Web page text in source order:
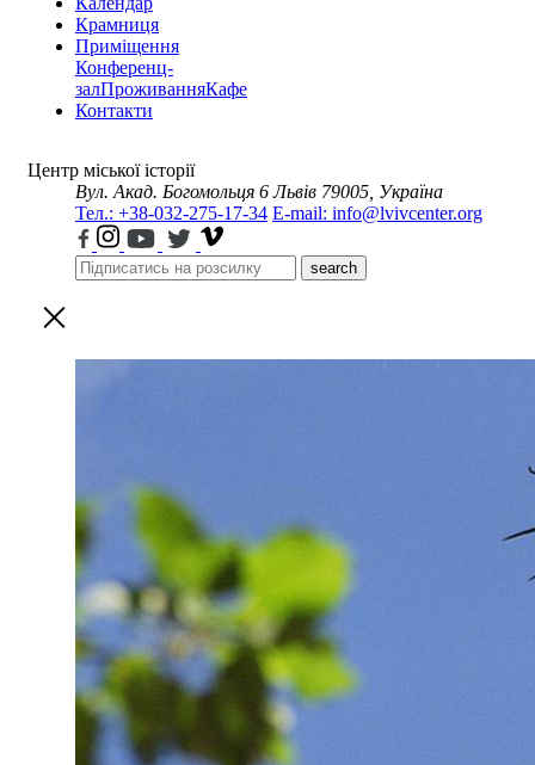
Крамниця
Приміщення
Конференц-
залПроживанняКафе
Контакти
Центр міської історії
Вул. Акад. Богомольця 6 Львів 79005, Україна
Тел.: +38-032-275-17-34 E-mail: info@lvivcenter.org
search